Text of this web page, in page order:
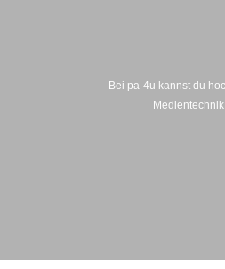
Bei pa‑4u kannst du